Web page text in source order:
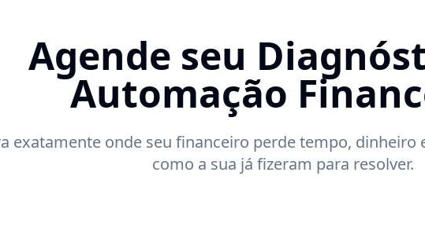
Financeira
Agende seu
Automação
exatamente onde seu financeiro perde tempo, dinheiro
como a sua já fizeram para resolver.